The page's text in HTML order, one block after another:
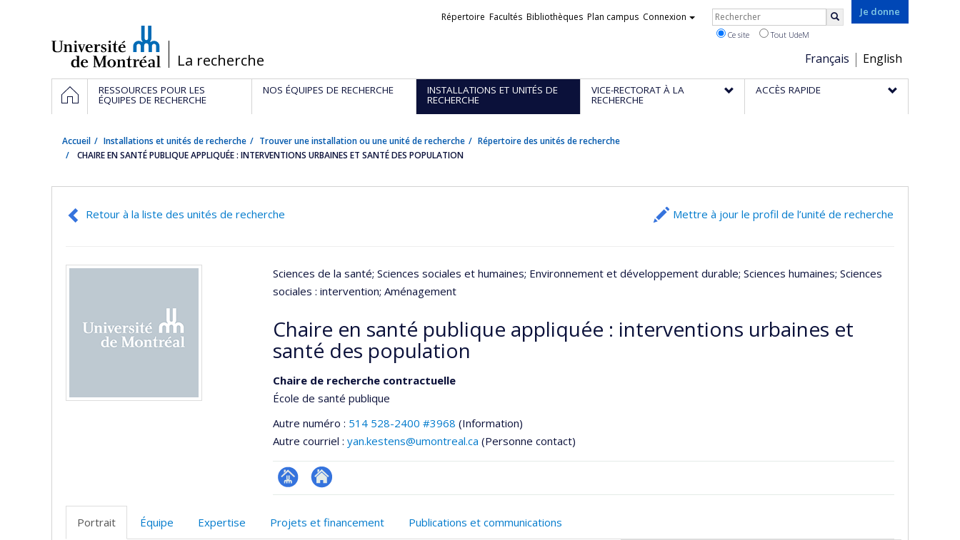
/La recherche
Je donne
Choix
de
la
Français English
Liens
Répertoire Facultés Bibliothèques Plan campus Connexion Rechercher
Ce site Tout UdeM
Navigation
principale
ACCUEILRESSOURCES POUR LES
ÉQUIPES DE RECHERCHE
NOS ÉQUIPES DE RECHERCHE INSTALLATIONS ET UNITÉS DE
RECHERCHE
VICE-RECTORAT À LA
RECHERCHE
ACCÈS RAPIDE
Accueil Installations et unités de recherche Trouver une installation ou une unité de recherche
Répertoire des unités de recherche
CHAIRE EN SANTÉ PUBLIQUE APPLIQUÉE : INTERVENTIONS URBAINES ET SANTÉ DES POPULATION
Retour à la liste des unités de recherche Mettre à jour le profil de l’unité de recherche
Sciences de la santé; Sciences sociales et humaines; Environnement et développement durable; Sciences humaines; Sciences
sociales : intervention; Aménagement
Chaire en santé publique appliquée : interventions urbaines et
santé des population
Chaire de recherche contractuelle
École de santé publique
Autre numéro : 514 528-2400 #3968 (Information)
Autre courriel : yan.kestens@umontreal.ca (Personne contact)
Page
(départementale,
Site
Web
Portrait Équipe Expertise Projets et financement Publications et communications